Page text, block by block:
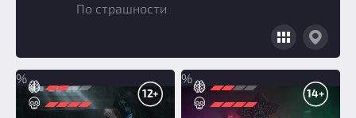
Партнерам
По страшности
%
12+
%
14+